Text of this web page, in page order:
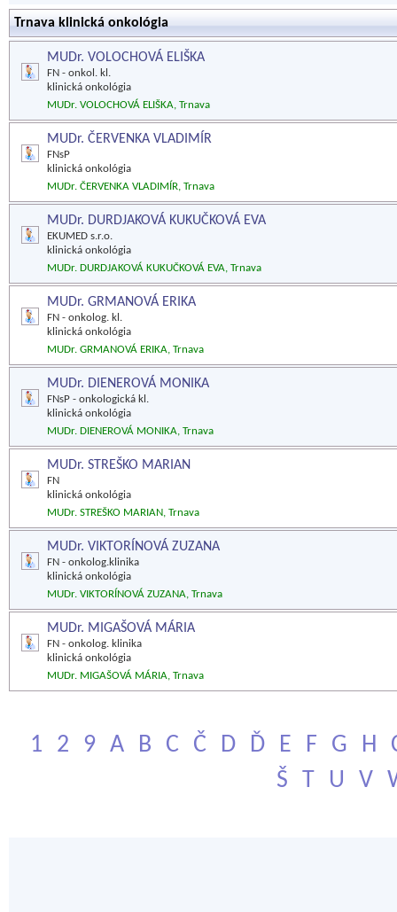
Trnava klinická onkológia
MUDr. VOLOCHOVÁ ELIŠKA
FN - onkol. kl.
klinická onkológia
MUDr. VOLOCHOVÁ ELIŠKA, Trnava
MUDr. ČERVENKA VLADIMÍR
FNsP
klinická onkológia
MUDr. ČERVENKA VLADIMÍR, Trnava
MUDr. DURDJAKOVÁ KUKUČKOVÁ EVA
EKUMED s.r.o.
klinická onkológia
MUDr. DURDJAKOVÁ KUKUČKOVÁ EVA, Trnava
MUDr. GRMANOVÁ ERIKA
FN - onkolog. kl.
klinická onkológia
MUDr. GRMANOVÁ ERIKA, Trnava
MUDr. DIENEROVÁ MONIKA
FNsP - onkologická kl.
klinická onkológia
MUDr. DIENEROVÁ MONIKA, Trnava
MUDr. STREŠKO MARIAN
FN
klinická onkológia
MUDr. STREŠKO MARIAN, Trnava
MUDr. VIKTORÍNOVÁ ZUZANA
FN - onkolog.klinika
klinická onkológia
MUDr. VIKTORÍNOVÁ ZUZANA, Trnava
MUDr. MIGAŠOVÁ MÁRIA
FN - onkolog. klinika
klinická onkológia
MUDr. MIGAŠOVÁ MÁRIA, Trnava
1 2 9 A B C Č D Ď E F G H
Š
T U V